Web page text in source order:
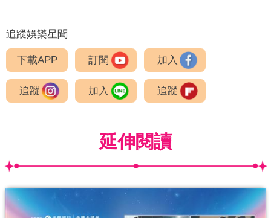
追蹤娛樂星聞
下載APP 訂閱 加入
追蹤 加入 追蹤
延伸閱讀